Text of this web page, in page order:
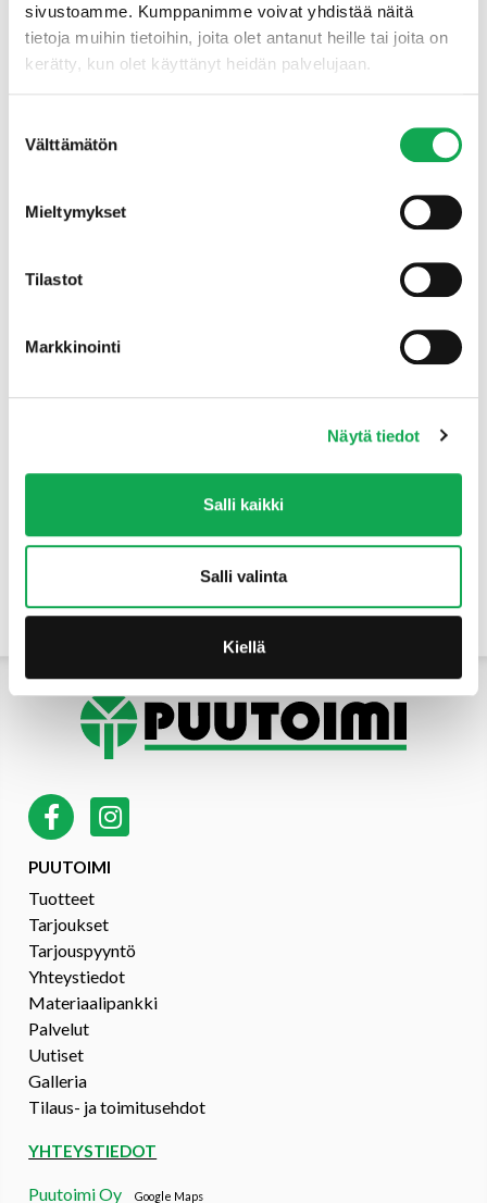
sivustoamme. Kumppanimme voivat yhdistää näitä
tietoja muihin tietoihin, joita olet antanut heille tai joita on
kerätty, kun olet käyttänyt heidän palvelujaan.
valinta
Välttämätön
Mieltymykset
Tilastot
Markkinointi
Näytä tiedot
Salli kaikki
Salli valinta
Kiellä
PUUTOIMI
Tuotteet
Tarjoukset
Tarjouspyyntö
Yhteystiedot
Materiaalipankki
Palvelut
Uutiset
Galleria
Tilaus- ja toimitusehdot
YHTEYSTIEDOT
Puutoimi OyGoogle Maps